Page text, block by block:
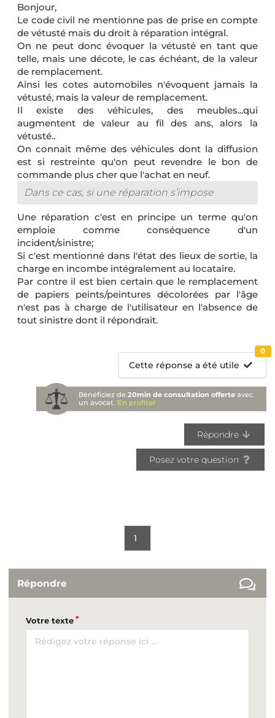
Bonjour,
Le code civil ne mentionne pas de prise en compte
de vétusté mais du droit à réparation intégral.
On ne peut donc évoquer la vétusté en tant que
telle, mais une décote, le cas échéant, de la valeur
de remplacement.
Ainsi les cotes automobiles n'évoquent jamais la
vétusté, mais la valeur de remplacement.
Il existe des véhicules, des meubles...qui
augmentent de valeur au fil des ans, alors la
vétusté..
On connait même des véhicules dont la diffusion
est si restreinte qu'on peut revendre le bon de
commande plus cher que l'achat en neuf.
Dans ce cas, si une réparation s’impose
Une réparation c'est en principe un terme qu'on
emploie comme conséquence d'un
incident/sinistre;
Si c'est mentionné dans l'état des lieux de sortie, la
charge en incombe intégralement au locataire.
Par contre il est bien certain que le remplacement
de papiers peints/peintures décolorées par l'âge
n'est pas à charge de l'utilisateur en l'absence de
tout sinistre dont il répondrait.
Cette réponse a été utile
0
Bénéficiez de20min de consultation offerte avec
un avocat. En profiter
Répondre
Posez votre question
1
Répondre
Votre texte